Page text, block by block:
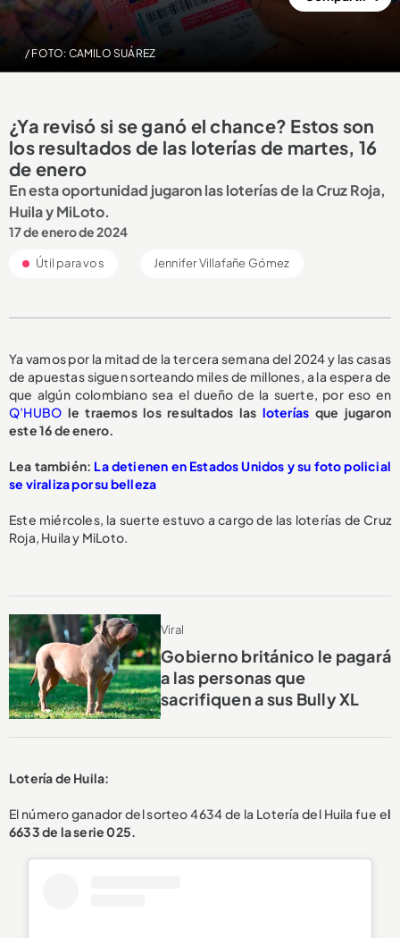
/ FOTO: CAMILO SUÁREZ
¿Ya revisó si se ganó el chance? Estos son
los resultados de las loterías de martes, 16
de enero
En esta oportunidad jugaron las loterías de la Cruz Roja,
Huila y MiLoto.
17 de enero de 2024
Útil para vos Jennifer Villafañe Gómez
Ya vamos por la mitad de la tercera semana del 2024 y las casas
de apuestas siguen sorteando miles de millones, a la espera de
que algún colombiano sea el dueño de la suerte, por eso en
Q’HUBO le traemos los resultados las loterías que jugaron
este 16 de enero.
Lea también: La detienen en Estados Unidos y su foto policial
se viraliza por su belleza
Este miércoles, la suerte estuvo a cargo de las loterías de Cruz
Roja, Huila y MiLoto.
Viral
Gobierno británico le pagará
a las personas que
sacrifiquen a sus Bully XL
Lotería de Huila:
El número ganador del sorteo 4634 de la Lotería del Huila fue el
6633 de la serie 025.